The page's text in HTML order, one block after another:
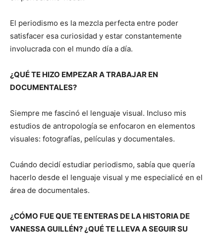
El periodismo es la mezcla perfecta entre poder
satisfacer esa curiosidad y estar constantemente
involucrada con el mundo día a día.
¿QUÉ TE HIZO EMPEZAR A TRABAJAR EN
DOCUMENTALES?
Siempre me fascinó el lenguaje visual. Incluso mis
estudios de antropología se enfocaron en elementos
visuales: fotografías, películas y documentales.
Cuándo decidí estudiar periodismo, sabía que quería
hacerlo desde el lenguaje visual y me especialicé en el
área de documentales.
¿CÓMO FUE QUE TE ENTERAS DE LA HISTORIA DE
VANESSA GUILLÉN? ¿QUÉ TE LLEVA A SEGUIR SU